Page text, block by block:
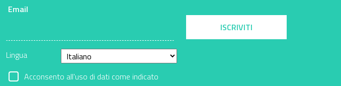
Email
Lingua
Acconsento all'uso di dati come indicato
ISCRIVITI